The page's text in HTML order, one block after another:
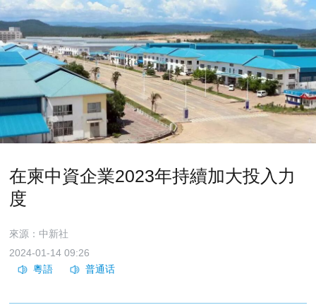
在柬中資企業2023年持續加大投入力
度
來源：中新社
2024-01-14 09:26